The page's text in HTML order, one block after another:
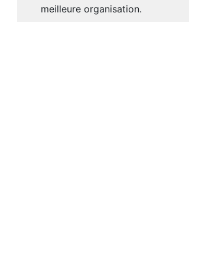
meilleure organisation.